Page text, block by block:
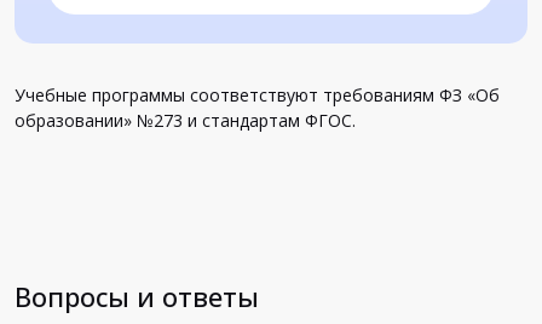
Учебные программы соответствуют требованиям ФЗ «Об
образовании» №273 и стандартам ФГОС.
Вопросы и ответы